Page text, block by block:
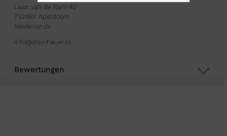
Laan van de Ram 40
7324BV Apeldoorn
Niederlande
info@steinhauer.nl
Bewertungen